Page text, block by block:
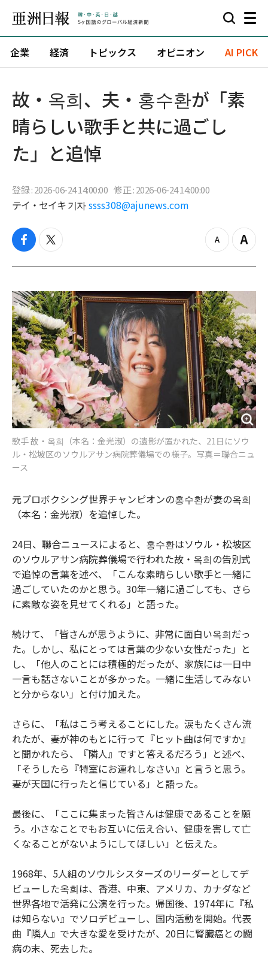
企業 経済 トピックス オピニオン AI PICK
故・옥희、夫・홍수환が「素
晴らしい歌手と共に過ごし
た」と追悼
登録 : 2026-06-24 14:00:00 修正 : 2026-06-24 14:00:00
テイ・セイキ 기자 ssss308@ajunews.com
f
c
b
o
o
k
t
i
t
e
r
z
o
o
u
t
Z
o
i
n
歌手 故・옥희（本名：金光淑）の遺影が置かれた、21日にソウ
ル・松坡区のソウルアサン病院葬儀場での様子。写真＝聯合ニュ
ース
元プロボクシング世界チャンピオンの홍수환が妻の옥희
（本名：金光淑）を追悼した。
24日、聯合ニュースによると、홍수환はソウル・松坡区
のソウルアサン病院葬儀場で行われた故・옥희の告別式
で追悼の言葉を述べ、「こんな素晴らしい歌手と一緒に
過ごしていたのかと思う。30年一緒に過ごしても、さら
に素敵な姿を見せてくれる」と語った。
続けて、「皆さんが思うように、非常に面白い옥희だっ
た。しかし、私にとっては言葉の少ない女性だった」と
し、「他人のことには積極的だったが、家族には一日中
一言も話さないことが多かった。一緒に生活してみない
と分からない」と付け加えた。
さらに、「私はこう考えることにした。涙もたくさん流
れたが、妻が神のもとに行って『ヒット曲は何ですか』
と聞かれたら、『隣人』ですと答えるだろう」と述べ、
「そうしたら『特室にお連れしなさい』と言うと思う。
妻が天国に行ったと信じている」と語った。
最後に、「ここに集まった皆さんは健康であることを願
う。小さなことでもお互いに伝え合い、健康を害して亡
くなることがないようにしてほしい」と伝えた。
1968年、5人組のソウルシスターズのリーダーとしてデ
ビューした옥희は、香港、中東、アメリカ、カナダなど
世界各地で活発に公演を行った。帰国後、1974年に『私
は知らない』でソロデビューし、国内活動を開始。代表
曲『隣人』で大きな愛を受けたが、20日に腎臓癌との闘
病の末、死去した。